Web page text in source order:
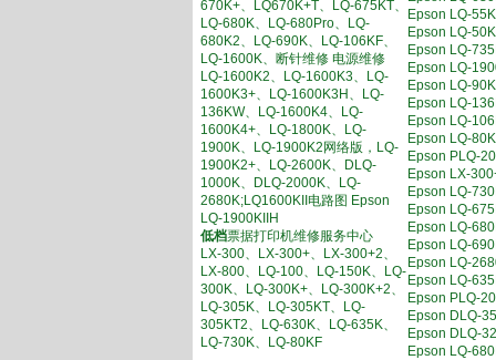
670K+、LQ670K+T、LQ-675KT、
LQ-680K、LQ-680Pro、LQ-
680K2、LQ-690K、LQ-106KF、
LQ-1600K、断针维修 电源维修
LQ-1600K2、LQ-1600K3、LQ-
1600K3+、LQ-1600K3H、LQ-
136KW、LQ-1600K4、LQ-
1600K4+、LQ-1800K、LQ-
1900K、LQ-1900K2网络版，LQ-
1900K2+、LQ-2600K、DLQ-
1000K、DLQ-2000K、LQ-
2680K;LQ1600KII电路图 Epson
LQ-1900KIIH
低档票据打印机维修服务中心
LX-300、LX-300+、LX-300+2、
LX-800、LQ-100、LQ-150K、LQ-
300K、LQ-300K+、LQ-300K+2、
LQ-305K、LQ-305KT、LQ-
305KT2、LQ-630K、LQ-635K、
LQ-730K、LQ-80KF
Epson LQ-
Epson LQ-
Epson LQ-
Epson LQ-
Epson LQ-
Epson LQ-
Epson LQ-
Epson LQ-
Epson PLQ-
Epson LX-
Epson LQ-
Epson LQ-
Epson LQ-
Epson LQ-
Epson LQ-
Epson LQ-
Epson PLQ-
Epson DLQ-
Epson DLQ-
Epson LQ-